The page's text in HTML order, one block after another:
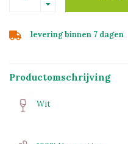
levering binnen 7 dagen
Productomschrijving
Wit